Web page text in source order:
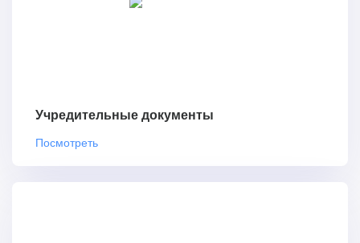
Учредительные документы
Посмотреть